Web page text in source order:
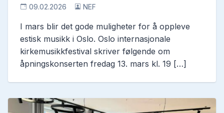
09.02.2026 NEF
I mars blir det gode muligheter for å oppleve
estisk musikk i Oslo. Oslo internasjonale
kirkemusikkfestival skriver følgende om
åpningskonserten fredag 13. mars kl. 19 […]